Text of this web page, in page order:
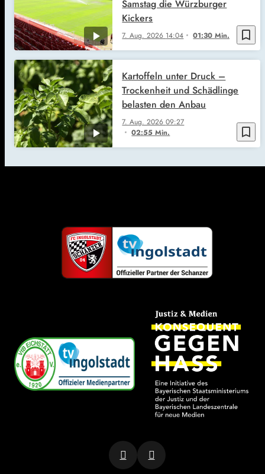
bookmark_border
7. Aug. 2026 14:04 01:30 Min.
Samstag die Würzburger
Kickers
bookmark_border
7. Aug. 202609:27
02:55 Min.
Kartoffeln unter Druck –
Trockenheit und Schädlinge
belasten den Anbau